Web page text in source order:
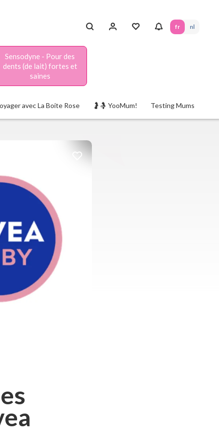
fr nl
Sensodyne - Pour des
dents (de lait) fortes et
saines
avec La Boite Rose 🤰🤱 YooMum! Testing Mums